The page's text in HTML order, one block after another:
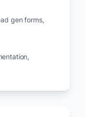
gen forms,